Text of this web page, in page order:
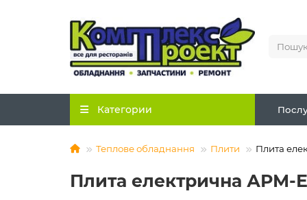
Категории
Теплове обладнання Плити Плита
Плита електрична